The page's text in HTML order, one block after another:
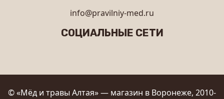
info@pravilniy-med.ru
СОЦИАЛЬНЫЕ СЕТИ
© «Мёд и травы Алтая» — магазин в Воронеже, 2010-